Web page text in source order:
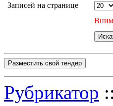
Записей на странице
Разместить свой тендер
Рубрикатор